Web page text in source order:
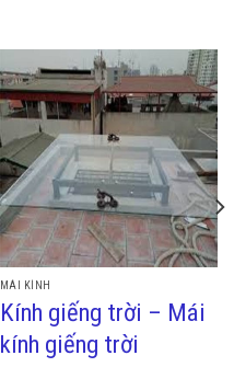
MÁI KÍNH
Kính giếng trời – Mái
kính giếng trời